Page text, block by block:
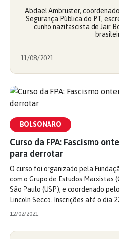
Abdael Ambruster,
Segurança Pública do PT,
cunho nazifascista de Jair
11/08/2021
BOLSONARO
Curso da FPA: Fascismo
para derrotar
O curso foi organizado pela
com o Grupo de Estudos Marxistas
São Paulo (USP), e coordenado
Lincoln Secco. Inscrições até o dia
12/02/2021